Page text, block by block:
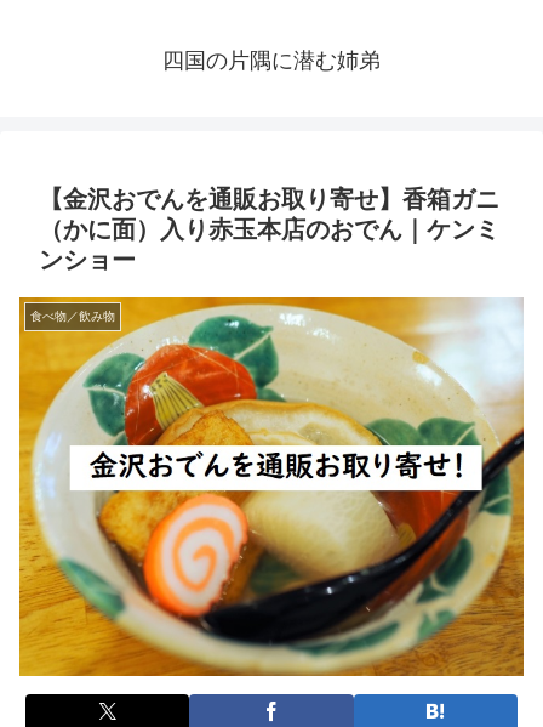
四国の片隅に潜む姉弟
【金沢おでんを通販お取り寄せ】香箱ガニ
（かに面）入り赤玉本店のおでん｜ケンミ
ンショー
食べ物／飲み物